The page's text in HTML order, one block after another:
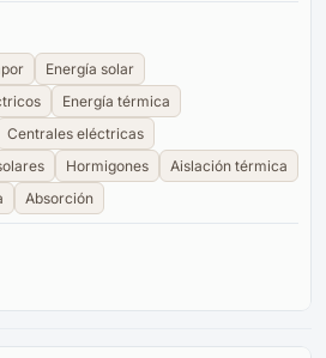
Energía solar
Energía térmica
Centrales eléctricas
Hormigones
Aislación térmica
Absorción